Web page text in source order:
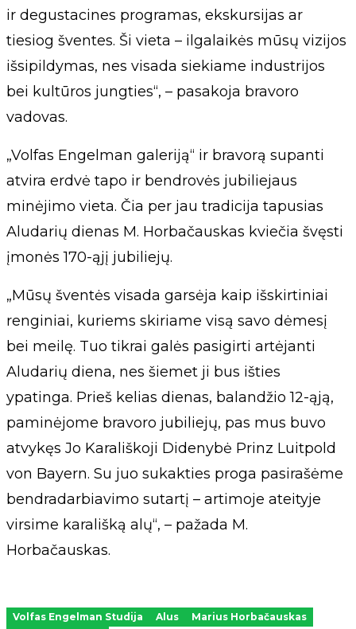
ir degustacines programas, ekskursijas ar
tiesiog šventes. Ši vieta – ilgalaikės mūsų vizijos
išsipildymas, nes visada siekiame industrijos
bei kultūros jungties“, – pasakoja bravoro
vadovas.
„Volfas Engelman galeriją“ ir bravorą supanti
atvira erdvė tapo ir bendrovės jubiliejaus
minėjimo vieta. Čia per jau tradicija tapusias
Aludarių dienas M. Horbačauskas kviečia švęsti
įmonės 170-ąjį jubiliejų.
„Mūsų šventės visada garsėja kaip išskirtiniai
renginiai, kuriems skiriame visą savo dėmesį
bei meilę. Tuo tikrai galės pasigirti artėjanti
Aludarių diena, nes šiemet ji bus išties
ypatinga. Prieš kelias dienas, balandžio 12-ąją,
paminėjome bravoro jubiliejų, pas mus buvo
atvykęs Jo Karališkoji Didenybė Prinz Luitpold
von Bayern. Su juo sukakties proga pasirašėme
bendradarbiavimo sutartį – artimoje ateityje
virsime karališką alų“, – pažada M.
Horbačauskas.
Volfas Engelman Studija Alus
Marius Horbačauskas